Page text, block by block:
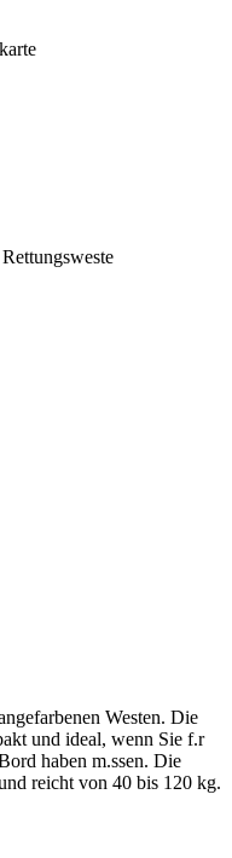
Westen. Die
und ideal, wenn Sie f.r
haben m.ssen. Die
reicht von 40 bis 120 kg.